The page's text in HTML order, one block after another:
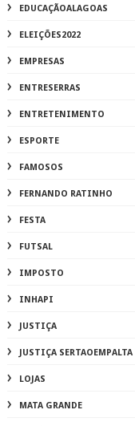
EDUCAÇÃOALAGOAS
ELEIÇÕES2022
EMPRESAS
ENTRESERRAS
ENTRETENIMENTO
ESPORTE
FAMOSOS
FERNANDO RATINHO
FESTA
FUTSAL
IMPOSTO
INHAPI
JUSTIÇA
JUSTIÇA SERTAOEMPALTA
LOJAS
MATA GRANDE